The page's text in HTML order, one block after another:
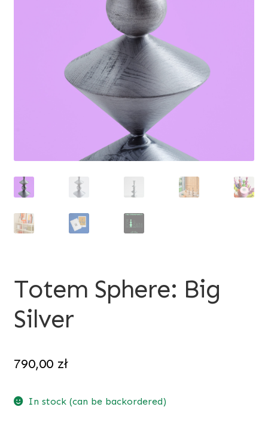
Totem Sphere: Big
Silver
790,00 zł
In stock (can be backordered)